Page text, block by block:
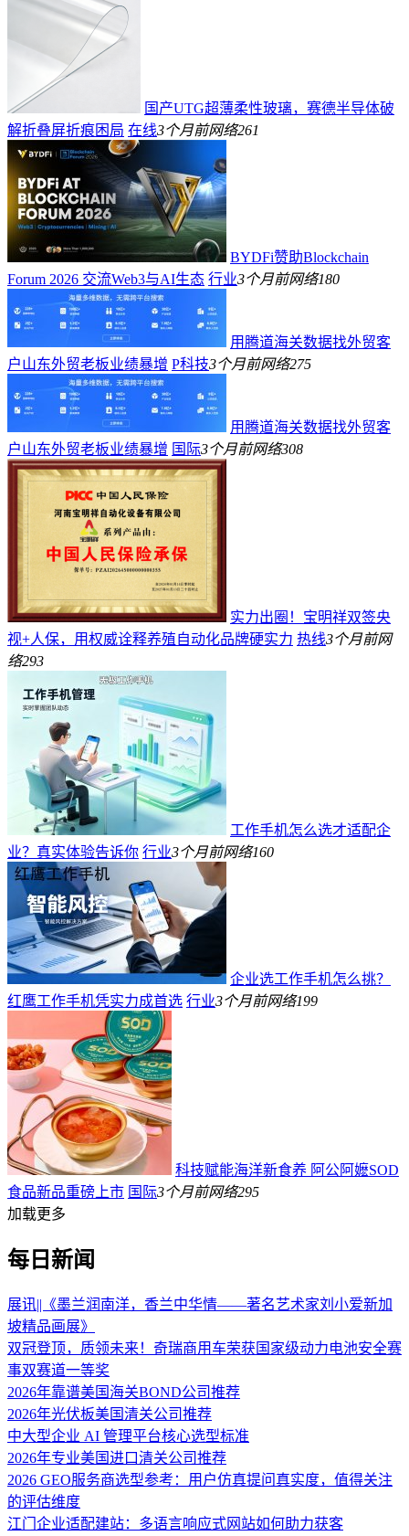
国产UTG超薄柔性玻璃，赛德半导体破
解折叠屏折痕困局 在线3个月前网络261
BYDFi赞助Blockchain
Forum 2026 交流Web3与AI生态 行业3个月前网络180
用腾道海关数据找外贸客
户山东外贸老板业绩暴增 P科技3个月前网络275
用腾道海关数据找外贸客
户山东外贸老板业绩暴增 国际3个月前网络308
实力出圈！宝明祥双签央
视+人保，用权威诠释养殖自动化品牌硬实力 热线3个月前网
络293
工作手机怎么选才适配企
业？真实体验告诉你 行业3个月前网络160
企业选工作手机怎么挑？
红鹰工作手机凭实力成首选 行业3个月前网络199
科技赋能海洋新食养 阿公阿嬷SOD
食品新品重磅上市 国际3个月前网络295
加载更多
每日新闻
展讯||《墨兰润南洋，香兰中华情——著名艺术家刘小爱新加
坡精品画展》
双冠登顶，质领未来！奇瑞商用车荣获国家级动力电池安全赛
事双赛道一等奖
2026年靠谱美国海关BOND公司推荐
2026年光伏板美国清关公司推荐
中大型企业 AI 管理平台核心选型标准
2026年专业美国进口清关公司推荐
2026 GEO服务商选型参考：用户仿真提问真实度，值得关注
的评估维度
江门企业适配建站：多语言响应式网站如何助力获客